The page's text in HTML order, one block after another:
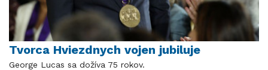
Tvorca Hviezdnych vojen jubiluje
George Lucas sa dožíva 75 rokov.